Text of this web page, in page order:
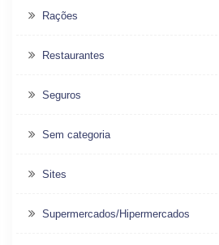
Rações
Restaurantes
Seguros
Sem categoria
Sites
Supermercados/Hipermercados